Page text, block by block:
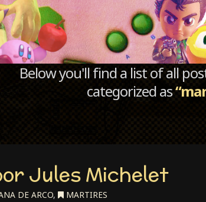
Below you'll find a list of all
categorized as
Jules Michelet
DE ARCO, MARTIRES